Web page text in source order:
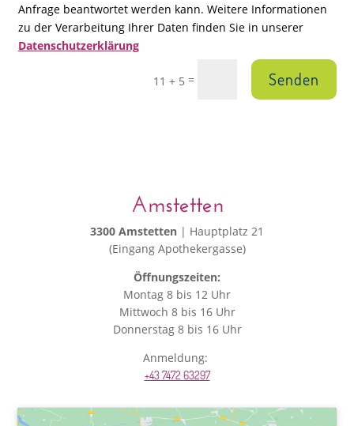
Anfrage beantwortet werden kann. Weitere Informationen
zu der Verarbeitung Ihrer Daten finden Sie in unserer
Datenschutzerklärung
11 + 5 = Senden
Amstetten
3300 Amstetten | Hauptplatz 21
(Eingang Apothekergasse)
Öffnungszeiten:
Montag 8 bis 12 Uhr
Mittwoch 8 bis 16 Uhr
Donnerstag 8 bis 16 Uhr
Anmeldung:
+43 7472 63297